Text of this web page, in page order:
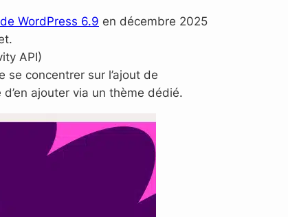
WordPress 6.9 en décembre 2025
API)
se concentrer sur l’ajout de
ajouter via un thème dédié.